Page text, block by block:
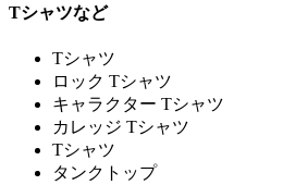
Tシャツなど
Tシャツ
ロック Tシャツ
キャラクター Tシャツ
カレッジ Tシャツ
Tシャツ
タンクトップ